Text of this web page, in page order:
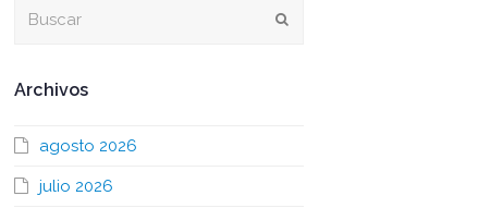
Archivos
agosto 2026
julio 2026